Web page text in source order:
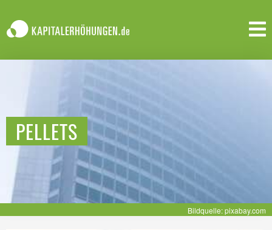
PELLETS
Bildquelle: pixabay.com